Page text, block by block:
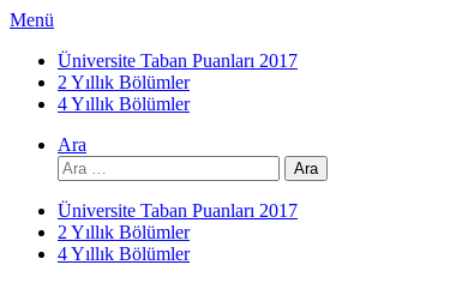
İçeriğe
Menü
Üniversite Taban Puanları 2017
2 Yıllık Bölümler
4 Yıllık Bölümler
Ara
Arama:
Üniversite Taban Puanları 2017
2 Yıllık Bölümler
4 Yıllık Bölümler